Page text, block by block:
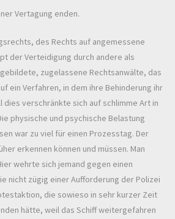
Vertagung enden.
des Rechts auf angemessene
der Verteidigung durch andere als
zugelassene Rechtsanwälte, das
ein Verfahren, in dem ihre Behinderung ihr
dies verschränkte sich auf schlimme Art in
physische und psychische Belastung
war zu viel für einen Prozesstag. Der
erkennen können und müssen. Man
wehrte sich jemand gegen einen
nicht zügig einer Aufforderung der Polizei
die sowieso in sehr kurzer Zeit
hätte, weil das Schiff weitergefahren